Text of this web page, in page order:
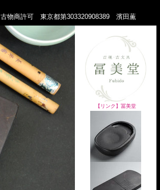
古物商許可 東京都第303320908389 濱田薫
【リンク】冨美堂